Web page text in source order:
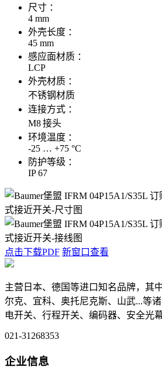
尺寸 ：
4 mm
外壳长度 ：
45 mm
感应面材质 ：
LCP
外壳材质 ：
不锈钢材质
连接方式 ：
M8 接头
环境温度 ：
-25 … +75 °C
防护等级 ：
IP 67
点击下载PDF 新窗口查看
主营日本、德国等进口知名品牌，其
尔克、宜科、奥托尼克斯、山武...等
电开关、行程开关、编码器、安全光
021-31268353
企业信息